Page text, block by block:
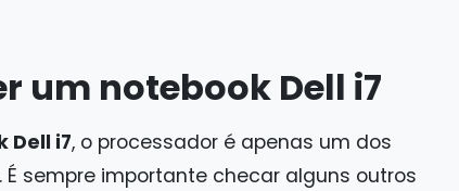
um notebook Dell i7
Dell i7, o processador é apenas um dos
sempre importante checar alguns outros